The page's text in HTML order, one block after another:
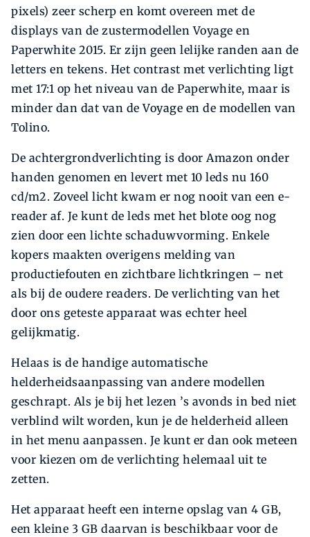
pixels) zeer scherp en komt overeen met de
displays van de zustermodellen Voyage en
Paperwhite 2015. Er zijn geen lelijke randen aan de
letters en tekens. Het contrast met verlichting ligt
met 17:1 op het niveau van de Paperwhite, maar is
minder dan dat van de Voyage en de modellen van
Tolino.
De achtergrondverlichting is door Amazon onder
handen genomen en levert met 10 leds nu 160
cd/m2. Zoveel licht kwam er nog nooit van een e-
reader af. Je kunt de leds met het blote oog nog
zien door een lichte schaduwvorming. Enkele
kopers maakten overigens melding van
productiefouten en zichtbare lichtkringen – net
als bij de oudere readers. De verlichting van het
door ons geteste apparaat was echter heel
gelijkmatig.
Helaas is de handige automatische
helderheidsaanpassing van andere modellen
geschrapt. Als je bij het lezen ’s avonds in bed niet
verblind wilt worden, kun je de helderheid alleen
in het menu aanpassen. Je kunt er dan ook meteen
voor kiezen om de verlichting helemaal uit te
zetten.
Het apparaat heeft een interne opslag van 4 GB,
een kleine 3 GB daarvan is beschikbaar voor de